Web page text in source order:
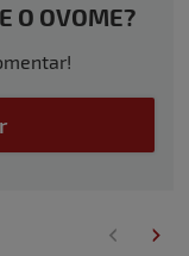
O OVOME?